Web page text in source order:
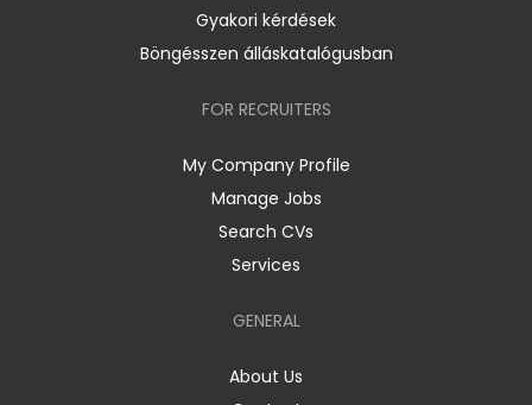
Gyakori kérdések
Böngésszen álláskatalógusban
FOR RECRUITERS
My Company Profile
Manage Jobs
Search CVs
Services
GENERAL
About Us